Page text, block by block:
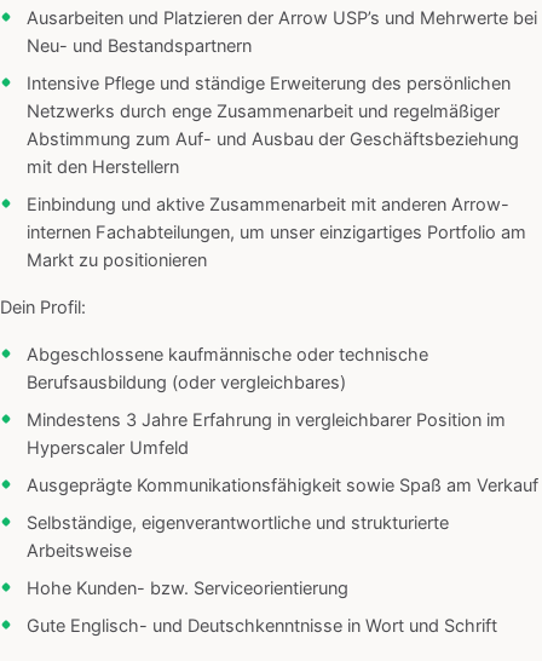
Ausarbeiten und Platzieren der Arrow USP’s und Mehrwerte bei
Neu- und Bestandspartnern
Intensive Pflege und ständige Erweiterung des persönlichen
Netzwerks durch enge Zusammenarbeit und regelmäßiger
Abstimmung zum Auf- und Ausbau der Geschäftsbeziehung
mit den Herstellern
Einbindung und aktive Zusammenarbeit mit anderen Arrow-
internen Fachabteilungen, um unser einzigartiges Portfolio am
Markt zu positionieren
Dein Profil:
Abgeschlossene kaufmännische oder technische
Berufsausbildung (oder vergleichbares)
Mindestens 3 Jahre Erfahrung in vergleichbarer Position im
Hyperscaler Umfeld
Ausgeprägte Kommunikationsfähigkeit sowie Spaß am Verkauf
Selbständige, eigenverantwortliche und strukturierte
Arbeitsweise
Hohe Kunden- bzw. Serviceorientierung
Gute Englisch- und Deutschkenntnisse in Wort und Schrift